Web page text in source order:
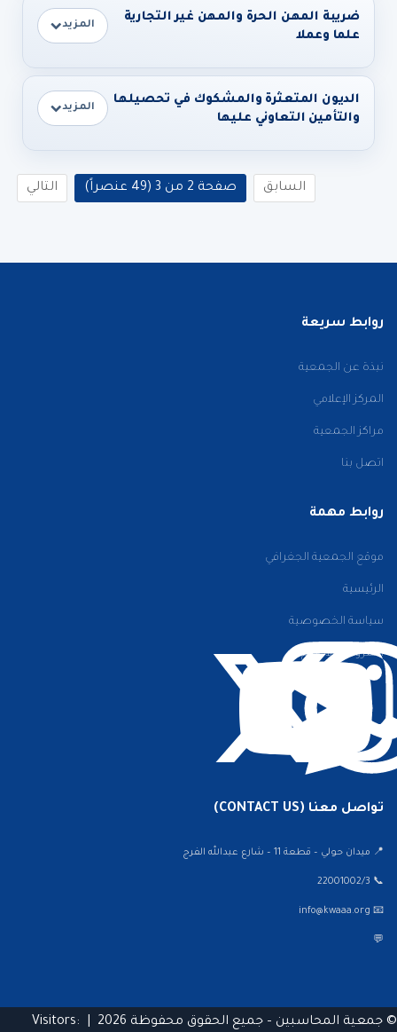
ضريبة المهن الحرة والمهن غير التجارية
علما وعملا
المزيد
الديون المتعثرة والمشكوك في تحصيلها
والتأمين التعاوني عليها
المزيد
السابق صفحة 2 من 3 (49 عنصراً) التالي
روابط سريعة
نبذة عن الجمعية
المركز الإعلامي
مراكز الجمعية
اتصل بنا
روابط مهمة
موقع الجمعية الجغرافي
الرئيسية
سياسة الخصوصية
الشروط والأحكام
تواصل معنا (CONTACT US)
📍 ميدان حولي – قطعة 11 – شارع عبدالله الفرج
📞 22001002/3
📧 info@kwaaa.org
💬
© جمعية المحاسبين – جميع الحقوق محفوظة 2026 | Visitors: